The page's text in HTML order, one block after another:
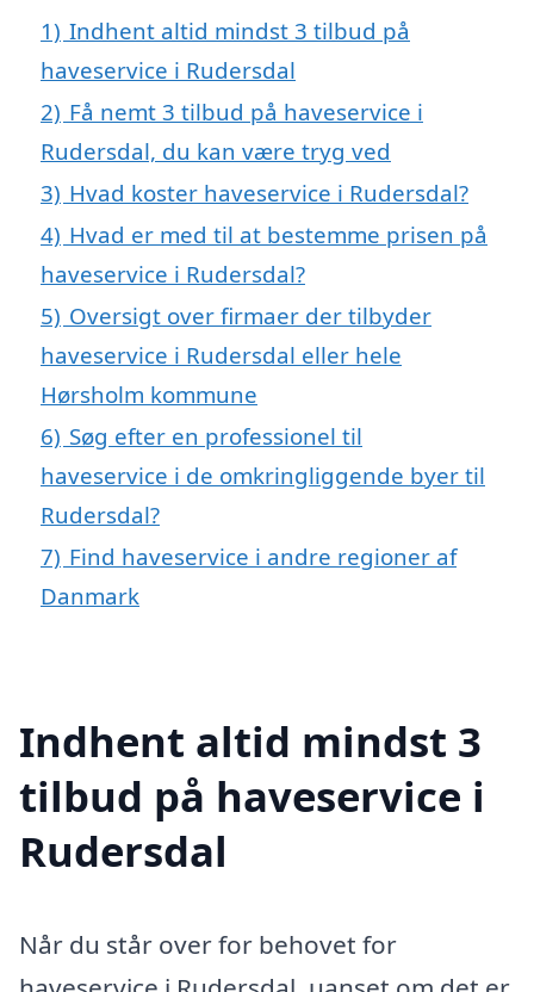
1) Indhent altid mindst 3 tilbud på
haveservice i Rudersdal
2) Få nemt 3 tilbud på haveservice i
Rudersdal, du kan være tryg ved
3) Hvad koster haveservice i Rudersdal?
4) Hvad er med til at bestemme prisen på
haveservice i Rudersdal?
5) Oversigt over firmaer der tilbyder
haveservice i Rudersdal eller hele
Hørsholm kommune
6) Søg efter en professionel til
haveservice i de omkringliggende byer til
Rudersdal?
7) Find haveservice i andre regioner af
Danmark
Indhent altid mindst 3
tilbud på haveservice i
Rudersdal
Når du står over for behovet for